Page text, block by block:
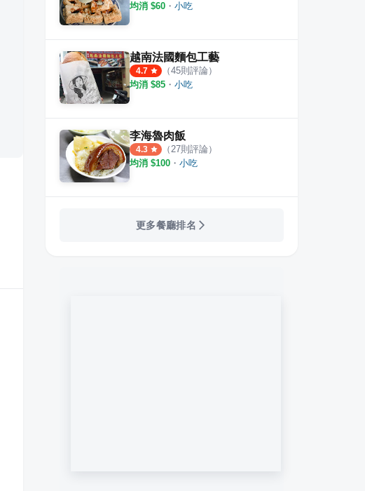
均消 $60 ・ 小吃
越南法國麵包工藝
4.7 （45則評論）
均消 $85 ・ 小吃
李海魯肉飯
4.3 （ 27則評論）
均消 $100 ・ 小吃
更多餐廳排名